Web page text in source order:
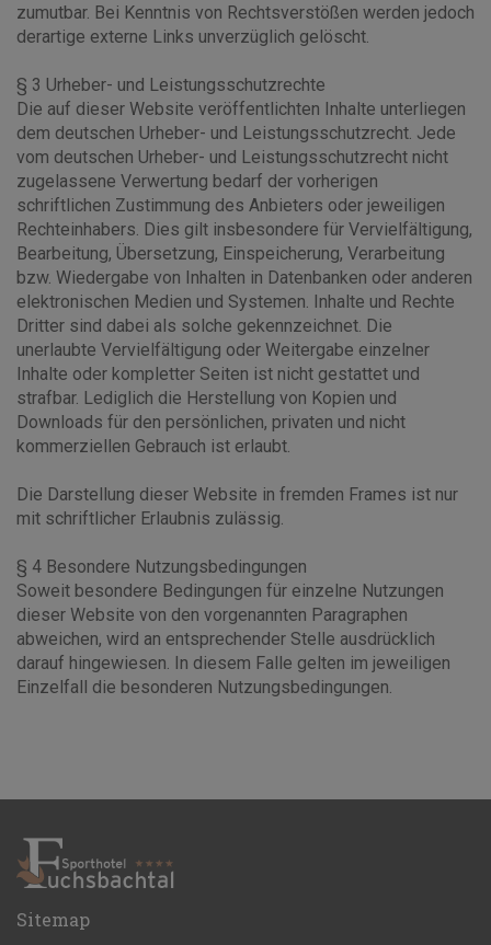
zumutbar. Bei Kenntnis von Rechtsverstößen werden jedoch
derartige externe Links unverzüglich gelöscht.
§ 3 Urheber- und Leistungsschutzrechte
Die auf dieser Website veröffentlichten Inhalte unterliegen
dem deutschen Urheber- und Leistungsschutzrecht. Jede
vom deutschen Urheber- und Leistungsschutzrecht nicht
zugelassene Verwertung bedarf der vorherigen
schriftlichen Zustimmung des Anbieters oder jeweiligen
Rechteinhabers. Dies gilt insbesondere für Vervielfältigung,
Bearbeitung, Übersetzung, Einspeicherung, Verarbeitung
bzw. Wiedergabe von Inhalten in Datenbanken oder anderen
elektronischen Medien und Systemen. Inhalte und Rechte
Dritter sind dabei als solche gekennzeichnet. Die
unerlaubte Vervielfältigung oder Weitergabe einzelner
Inhalte oder kompletter Seiten ist nicht gestattet und
strafbar. Lediglich die Herstellung von Kopien und
Downloads für den persönlichen, privaten und nicht
kommerziellen Gebrauch ist erlaubt.
Die Darstellung dieser Website in fremden Frames ist nur
mit schriftlicher Erlaubnis zulässig.
§ 4 Besondere Nutzungsbedingungen
Soweit besondere Bedingungen für einzelne Nutzungen
dieser Website von den vorgenannten Paragraphen
abweichen, wird an entsprechender Stelle ausdrücklich
darauf hingewiesen. In diesem Falle gelten im jeweiligen
Einzelfall die besonderen Nutzungsbedingungen.
Sitemap